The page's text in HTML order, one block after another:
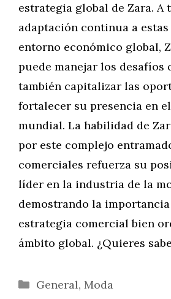
estrategia global de Zara. A
adaptación continua a
entorno económico global,
puede manejar los desafíos
también capitalizar las
fortalecer su presencia en
mundial. La habilidad de
por este complejo
comerciales refuerza su
líder en la industria de la
demostrando la
estrategia comercial bien
ámbito global. ¿Quieres
Categorías
General, Moda